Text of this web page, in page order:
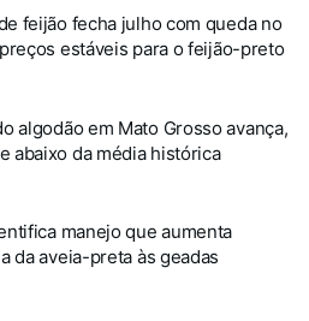
feijão fecha julho com queda no
estáveis para o feijão-preto
algodão em Mato Grosso avança,
abaixo da média histórica
manejo que aumenta
da aveia-preta às geadas